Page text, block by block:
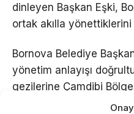
dinleyen Başkan Eşki,
ortak akılla yönettiklerini
Bornova Belediye
yönetim anlayışı
gezilerine Çamdibi
saatlerinde gerçekleşen